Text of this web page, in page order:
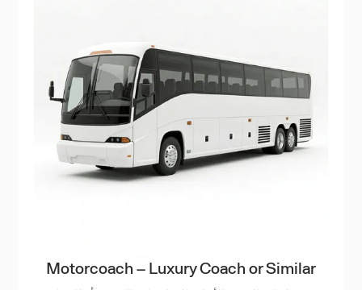
Motorcoach – Luxury Coach or Similar